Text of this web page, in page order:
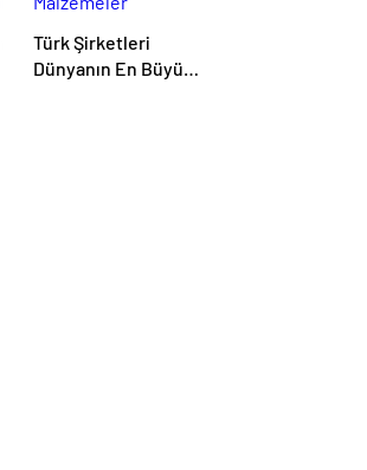
Türk Şirketleri
Dünyanın En Büyük